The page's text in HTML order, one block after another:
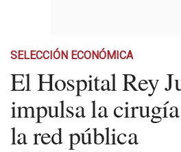
SELECCIÓN ECONÓMICA
El Hospital Rey
impulsa la
la red pública